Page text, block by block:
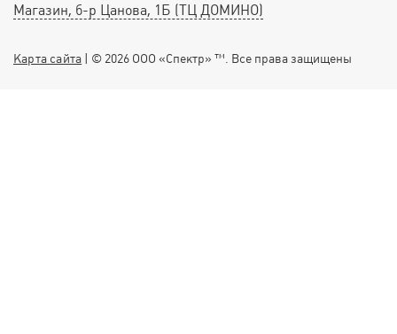
Карта сайта | © 2026 ООО «Спектр» ™. Все права защищены
Магазин, б-р Цанова, 1Б (ТЦ ДОМИНО)